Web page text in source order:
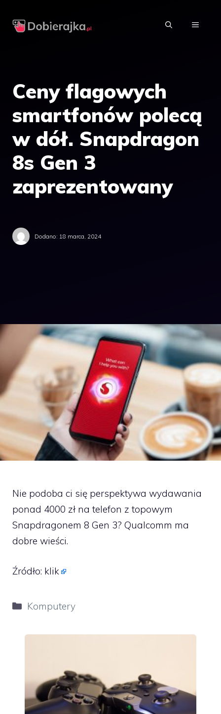
MENU
Ceny flagowych
smartfonów polecą
w dół. Snapdragon
8s Gen 3
zaprezentowany
Dodano: 18 marca, 2024
Nie podoba ci się perspektywa wydawania
ponad 4000 zł na telefon z topowym
Snapdragonem 8 Gen 3? Qualcomm ma
dobre wieści.
Źródło: klik
Kategorie
Komputery